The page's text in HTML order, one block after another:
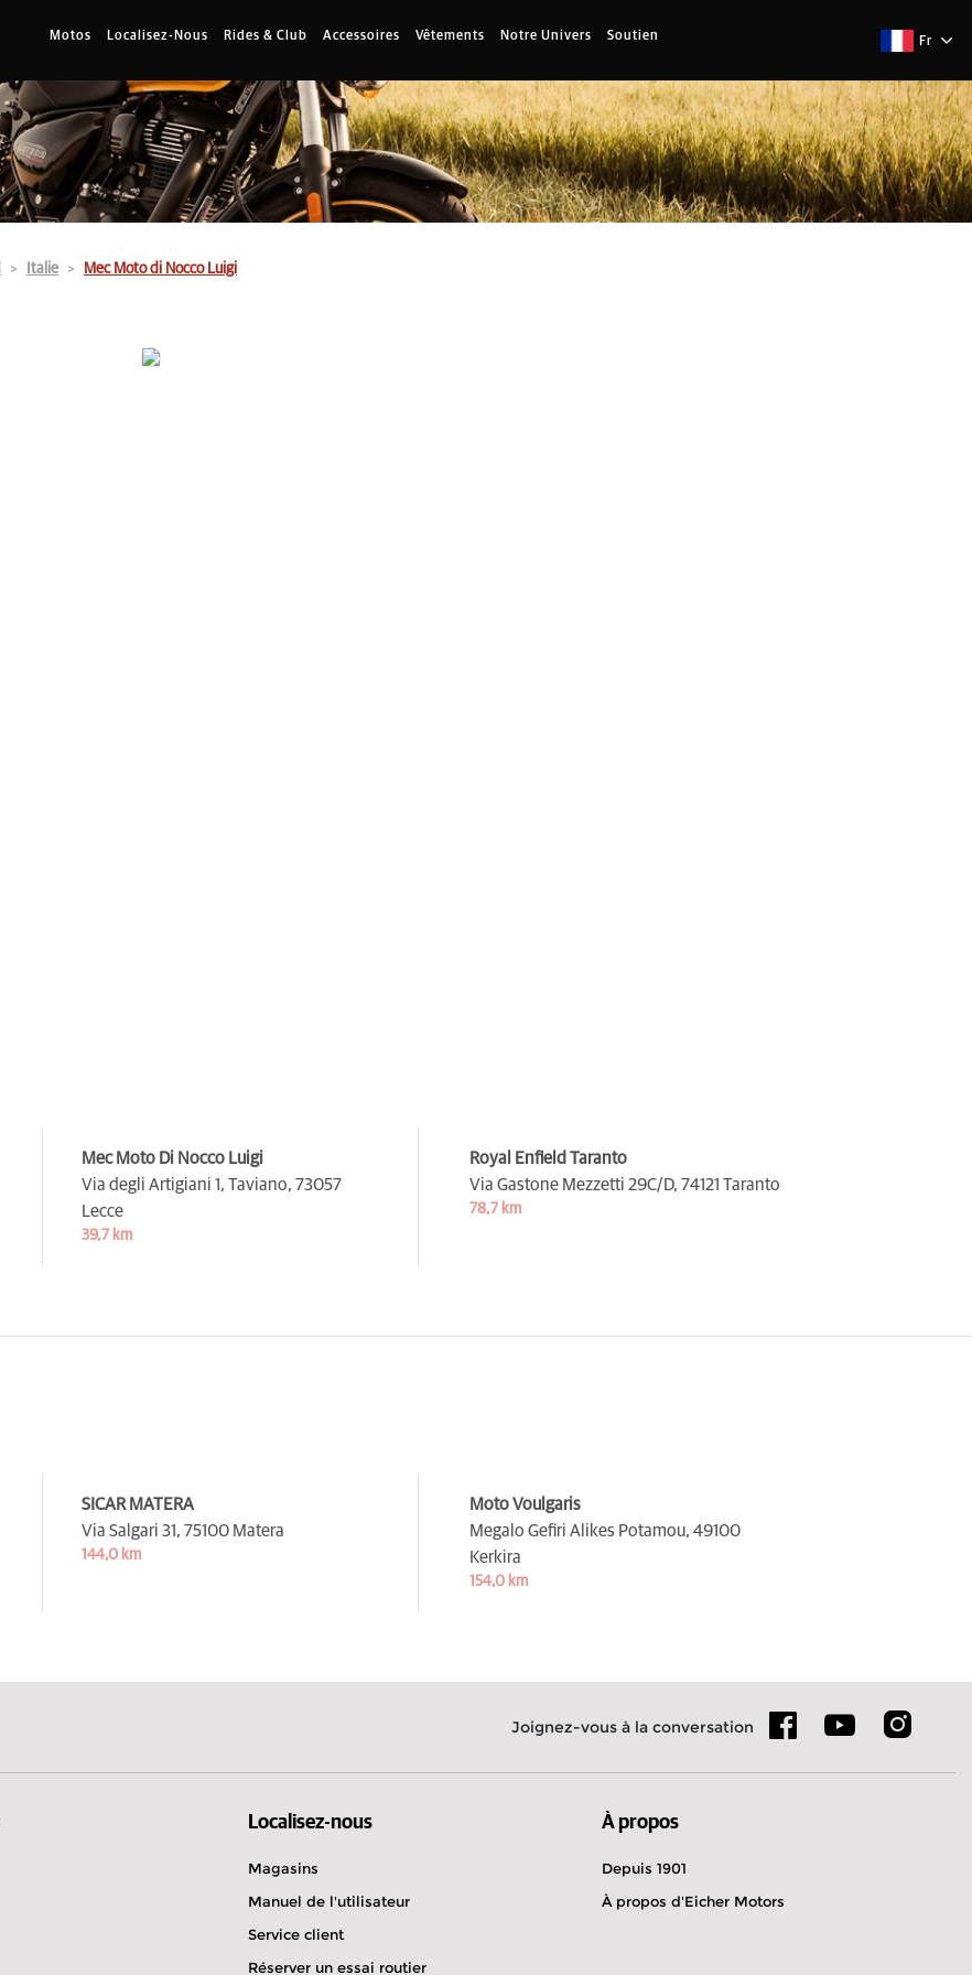
Motos Localisez-Nous Rides & Club Accessoires Vêtements Notre Univers Soutien Fr
Italie Mec Moto di Nocco Luigi
Mec Moto Di Nocco Luigi
Via degli Artigiani 1, Taviano, 73057
Lecce
39,7 km
Royal Enfield Taranto
Via Gastone Mezzetti 29C/D, 74121 Taranto
78,7 km
SICAR MATERA
Via Salgari 31, 75100 Matera
144,0 km
Moto Voulgaris
Megalo Gefiri Alikes Potamou, 49100
Kerkira
154,0 km
Joignez-vous à la conversation
Localisez-nous
Magasins
Manuel de l'utilisateur
Service client
Réserver un essai routier
À propos
Depuis 1901
À propos d'Eicher Motors